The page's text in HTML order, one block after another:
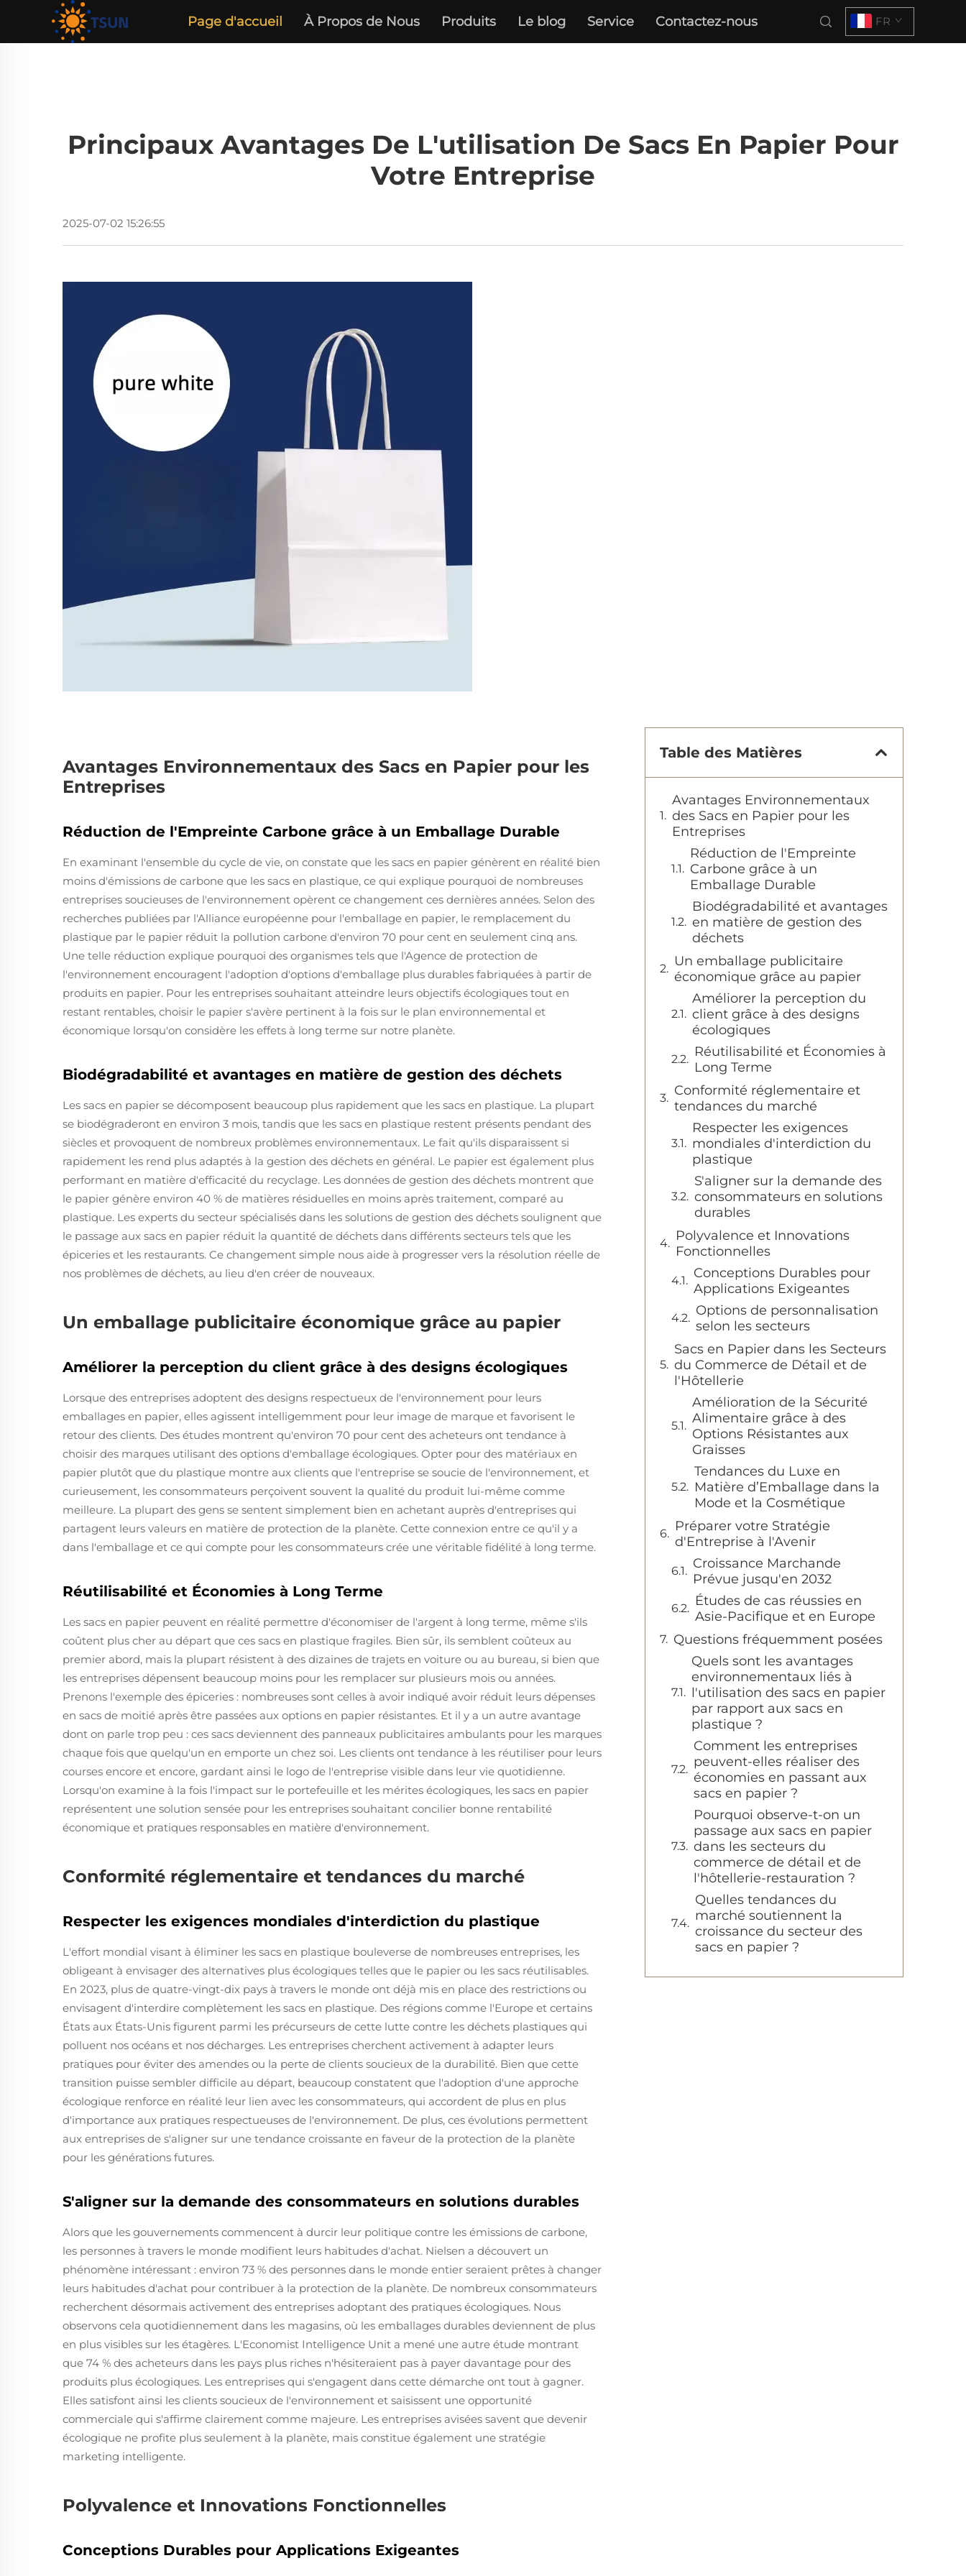
Page d'accueil À Propos de Nous Produits Le blog Service Contactez-nous FR
Principaux Avantages De L'utilisation De Sacs En Papier Pour
Votre Entreprise
2025-07-02 15:26:55
Avantages Environnementaux des Sacs en Papier pour les
Entreprises
Réduction de l'Empreinte Carbone grâce à un Emballage Durable
En examinant l'ensemble du cycle de vie, on constate que les sacs en papier génèrent en réalité bien
moins d'émissions de carbone que les sacs en plastique, ce qui explique pourquoi de nombreuses
entreprises soucieuses de l'environnement opèrent ce changement ces dernières années. Selon des
recherches publiées par l'Alliance européenne pour l'emballage en papier, le remplacement du
plastique par le papier réduit la pollution carbone d'environ 70 pour cent en seulement cinq ans.
Une telle réduction explique pourquoi des organismes tels que l'Agence de protection de
l'environnement encouragent l'adoption d'options d'emballage plus durables fabriquées à partir de
produits en papier. Pour les entreprises souhaitant atteindre leurs objectifs écologiques tout en
restant rentables, choisir le papier s'avère pertinent à la fois sur le plan environnemental et
économique lorsqu'on considère les effets à long terme sur notre planète.
Biodégradabilité et avantages en matière de gestion des déchets
Les sacs en papier se décomposent beaucoup plus rapidement que les sacs en plastique. La plupart
se biodégraderont en environ 3 mois, tandis que les sacs en plastique restent présents pendant des
siècles et provoquent de nombreux problèmes environnementaux. Le fait qu'ils disparaissent si
rapidement les rend plus adaptés à la gestion des déchets en général. Le papier est également plus
performant en matière d'efficacité du recyclage. Les données de gestion des déchets montrent que
le papier génère environ 40 % de matières résiduelles en moins après traitement, comparé au
plastique. Les experts du secteur spécialisés dans les solutions de gestion des déchets soulignent que
le passage aux sacs en papier réduit la quantité de déchets dans différents secteurs tels que les
épiceries et les restaurants. Ce changement simple nous aide à progresser vers la résolution réelle de
nos problèmes de déchets, au lieu d'en créer de nouveaux.
Un emballage publicitaire économique grâce au papier
Améliorer la perception du client grâce à des designs écologiques
Lorsque des entreprises adoptent des designs respectueux de l'environnement pour leurs
emballages en papier, elles agissent intelligemment pour leur image de marque et favorisent le
retour des clients. Des études montrent qu'environ 70 pour cent des acheteurs ont tendance à
choisir des marques utilisant des options d'emballage écologiques. Opter pour des matériaux en
papier plutôt que du plastique montre aux clients que l'entreprise se soucie de l'environnement, et
curieusement, les consommateurs perçoivent souvent la qualité du produit lui-même comme
meilleure. La plupart des gens se sentent simplement bien en achetant auprès d'entreprises qui
partagent leurs valeurs en matière de protection de la planète. Cette connexion entre ce qu'il y a
dans l'emballage et ce qui compte pour les consommateurs crée une véritable fidélité à long terme.
Réutilisabilité et Économies à Long Terme
Les sacs en papier peuvent en réalité permettre d'économiser de l'argent à long terme, même s'ils
coûtent plus cher au départ que ces sacs en plastique fragiles. Bien sûr, ils semblent coûteux au
premier abord, mais la plupart résistent à des dizaines de trajets en voiture ou au bureau, si bien que
les entreprises dépensent beaucoup moins pour les remplacer sur plusieurs mois ou années.
Prenons l'exemple des épiceries : nombreuses sont celles à avoir indiqué avoir réduit leurs dépenses
en sacs de moitié après être passées aux options en papier résistantes. Et il y a un autre avantage
dont on parle trop peu : ces sacs deviennent des panneaux publicitaires ambulants pour les marques
chaque fois que quelqu'un en emporte un chez soi. Les clients ont tendance à les réutiliser pour leurs
courses encore et encore, gardant ainsi le logo de l'entreprise visible dans leur vie quotidienne.
Lorsqu'on examine à la fois l'impact sur le portefeuille et les mérites écologiques, les sacs en papier
représentent une solution sensée pour les entreprises souhaitant concilier bonne rentabilité
économique et pratiques responsables en matière d'environnement.
Conformité réglementaire et tendances du marché
Respecter les exigences mondiales d'interdiction du plastique
L'effort mondial visant à éliminer les sacs en plastique bouleverse de nombreuses entreprises, les
obligeant à envisager des alternatives plus écologiques telles que le papier ou les sacs réutilisables.
En 2023, plus de quatre-vingt-dix pays à travers le monde ont déjà mis en place des restrictions ou
envisagent d'interdire complètement les sacs en plastique. Des régions comme l'Europe et certains
États aux États-Unis figurent parmi les précurseurs de cette lutte contre les déchets plastiques qui
polluent nos océans et nos décharges. Les entreprises cherchent activement à adapter leurs
pratiques pour éviter des amendes ou la perte de clients soucieux de la durabilité. Bien que cette
transition puisse sembler difficile au départ, beaucoup constatent que l'adoption d'une approche
écologique renforce en réalité leur lien avec les consommateurs, qui accordent de plus en plus
d'importance aux pratiques respectueuses de l'environnement. De plus, ces évolutions permettent
aux entreprises de s'aligner sur une tendance croissante en faveur de la protection de la planète
pour les générations futures.
S'aligner sur la demande des consommateurs en solutions durables
Alors que les gouvernements commencent à durcir leur politique contre les émissions de carbone,
les personnes à travers le monde modifient leurs habitudes d'achat. Nielsen a découvert un
phénomène intéressant : environ 73 % des personnes dans le monde entier seraient prêtes à changer
leurs habitudes d'achat pour contribuer à la protection de la planète. De nombreux consommateurs
recherchent désormais activement des entreprises adoptant des pratiques écologiques. Nous
observons cela quotidiennement dans les magasins, où les emballages durables deviennent de plus
en plus visibles sur les étagères. L'Economist Intelligence Unit a mené une autre étude montrant
que 74 % des acheteurs dans les pays plus riches n'hésiteraient pas à payer davantage pour des
produits plus écologiques. Les entreprises qui s'engagent dans cette démarche ont tout à gagner.
Elles satisfont ainsi les clients soucieux de l'environnement et saisissent une opportunité
commerciale qui s'affirme clairement comme majeure. Les entreprises avisées savent que devenir
écologique ne profite plus seulement à la planète, mais constitue également une stratégie
marketing intelligente.
Polyvalence et Innovations Fonctionnelles
Conceptions Durables pour Applications Exigeantes
Table des Matières
Avantages Environnementaux
des Sacs en Papier pour les
Entreprises
Réduction de l'Empreinte
Carbone grâce à un
Emballage Durable
Biodégradabilité et avantages
en matière de gestion des
déchets
Un emballage publicitaire
économique grâce au papier
Améliorer la perception du
client grâce à des designs
écologiques
Réutilisabilité et Économies à
Long Terme
Conformité réglementaire et
tendances du marché
Respecter les exigences
mondiales d'interdiction du
plastique
S'aligner sur la demande des
consommateurs en solutions
durables
Polyvalence et Innovations
Fonctionnelles
Conceptions Durables pour
Applications Exigeantes
Options de personnalisation
selon les secteurs
Sacs en Papier dans les Secteurs
du Commerce de Détail et de
l'Hôtellerie
Amélioration de la Sécurité
Alimentaire grâce à des
Options Résistantes aux
Graisses
Tendances du Luxe en
Matière d’Emballage dans la
Mode et la Cosmétique
Préparer votre Stratégie
d'Entreprise à l'Avenir
Croissance Marchande
Prévue jusqu'en 2032
Études de cas réussies en
Asie-Pacifique et en Europe
Questions fréquemment posées
Quels sont les avantages
environnementaux liés à
l'utilisation des sacs en papier
par rapport aux sacs en
plastique ?
Comment les entreprises
peuvent-elles réaliser des
économies en passant aux
sacs en papier ?
Pourquoi observe-t-on un
passage aux sacs en papier
dans les secteurs du
commerce de détail et de
l'hôtellerie-restauration ?
Quelles tendances du
marché soutiennent la
croissance du secteur des
sacs en papier ?